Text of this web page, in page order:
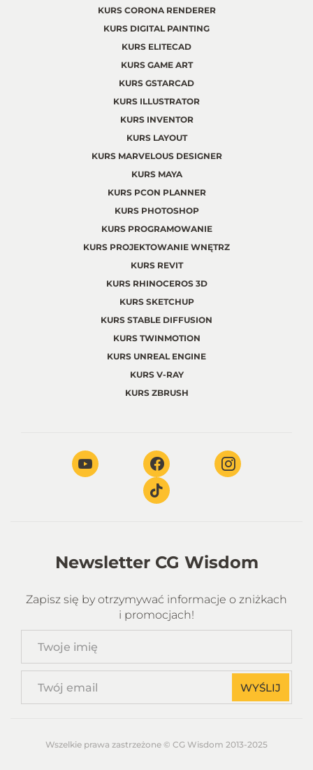
KURS CORONA RENDERER
KURS DIGITAL PAINTING
KURS ELITECAD
KURS GAME ART
KURS GSTARCAD
KURS ILLUSTRATOR
KURS INVENTOR
KURS LAYOUT
KURS MARVELOUS DESIGNER
KURS MAYA
KURS PCON PLANNER
KURS PHOTOSHOP
KURS PROGRAMOWANIE
KURS PROJEKTOWANIE WNĘTRZ
KURS REVIT
KURS RHINOCEROS 3D
KURS SKETCHUP
KURS STABLE DIFFUSION
KURS TWINMOTION
KURS UNREAL ENGINE
KURS V-RAY
KURS ZBRUSH
Newsletter CG Wisdom
Zapisz się by otrzymywać informacje o zniżkach
i promocjach!
imię
email
WYŚLIJ
Wszelkie prawa zastrzeżone © CG Wisdom 2013-2025